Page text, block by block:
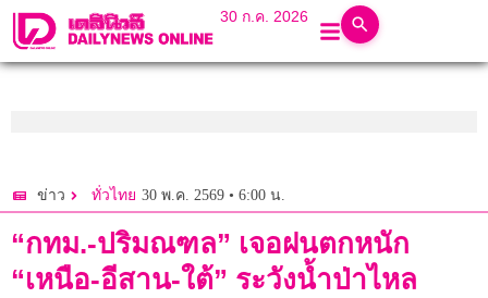
30 ก.ค. 2026
ข่าว ทั่วไทย 30 พ.ค. 2569 • 6:00 น.
“กทม.-ปริมณฑล” เจอฝนตกหนัก
“เหนือ-อีสาน-ใต้” ระวังน้ำป่าไหล